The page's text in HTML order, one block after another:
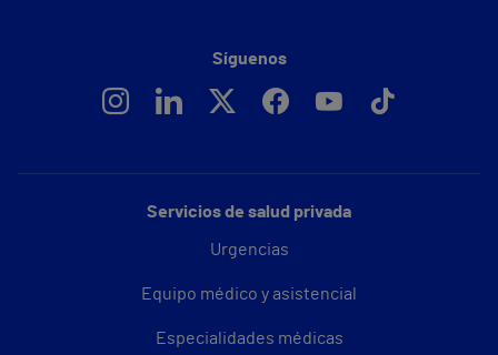
Servicios de salud privada
Urgencias
Equipo médico y asistencial
Especialidades médicas
Síguenos